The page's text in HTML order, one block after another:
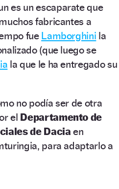
es un escaparate que
fabricantes a
fueLamborghini la
(que luego se
la que le ha entregado su
no podía ser de otra
el Departamento de
de Dacia en
para adaptarlo a